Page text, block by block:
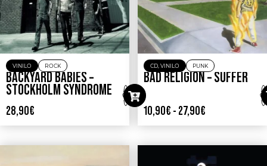
VINILO ROCK
BACKYARD BABIES –
STOCKHOLM SYNDROME
28,90€
CD, VINILO PUNK
BAD RELIGION – SUFFER
10,90€ - 27,90€